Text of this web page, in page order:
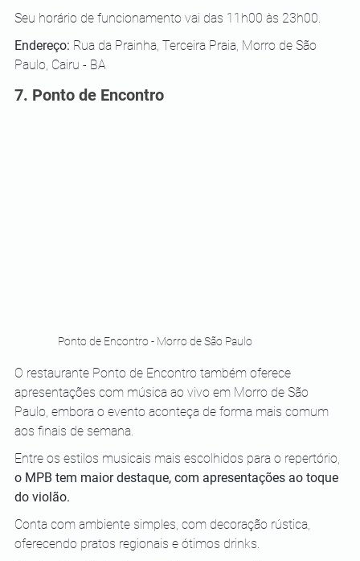
Seu horário de funcionamento vai das 11h00 às 23h00.
Endereço: Rua da Prainha, Terceira Praia, Morro de São
Paulo, Cairu - BA
7. Ponto de Encontro
Ponto de Encontro - Morro de São Paulo
O restaurante Ponto de Encontro também oferece
apresentações com música ao vivo em Morro de São
Paulo, embora o evento aconteça de forma mais comum
aos finais de semana.
Entre os estilos musicais mais escolhidos para o repertório,
o MPB tem maior destaque, com apresentações ao toque
do violão.
Conta com ambiente simples, com decoração rústica,
oferecendo pratos regionais e ótimos drinks.